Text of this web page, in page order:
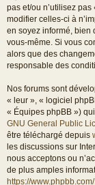
pas et/ou n’utilisez
modifier celles-ci à
en soyez informé, bien
vous-même. Si vous
alors que des
responsable des
Nos forums sont
« leur », « logiciel
« Équipes phpBB »)
GNU General Public
être téléchargé depuis
les discussions sur
nous acceptons ou
de plus amples
https://www.phpbb.com/